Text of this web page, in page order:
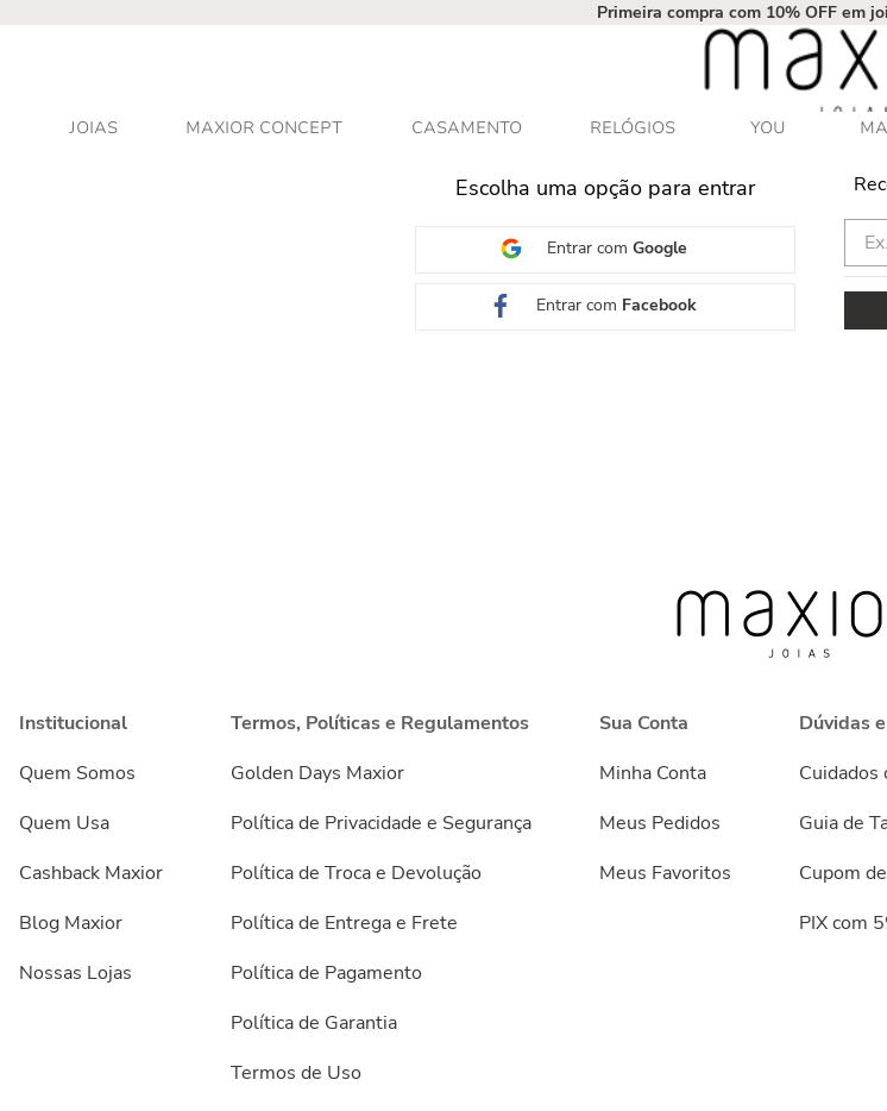
Primeira compra com 10% OFF em
JOIAS MAXIOR CONCEPT CASAMENTO RELÓGIOS YOU
Escolha uma opção para entrar
Entrar com Google
Entrar com Facebook
Institucional
Quem Somos
Quem Usa
Cashback Maxior
Blog Maxior
Nossas Lojas
Termos, Políticas e Regulamentos
Golden Days Maxior
Política de Privacidade e Segurança
Política de Troca e Devolução
Política de Entrega e Frete
Política de Pagamento
Política de Garantia
Termos de Uso
Sua Conta
Minha Conta
Meus Pedidos
Meus Favoritos
Dúvidas
Cuidados
Guia de
Cupom
PIX com